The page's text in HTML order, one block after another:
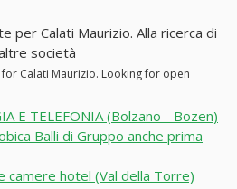
per Calati Maurizio. Alla ricerca di
società
Calati Maurizio. Looking for open
E TELEFONIA (Bolzano - Bozen)
Balli di Gruppo anche prima
camere hotel (Val della Torre)